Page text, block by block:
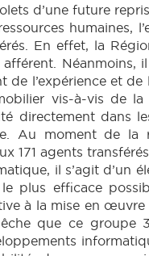
d’une future
humaines,
En effet, la
Néanmoins,
de l’expérience et
vis-à-vis de
directement dans
Au moment de
171 agents transférés.
il s’agit d’un
plus efficace
à la mise en
que ce groupe